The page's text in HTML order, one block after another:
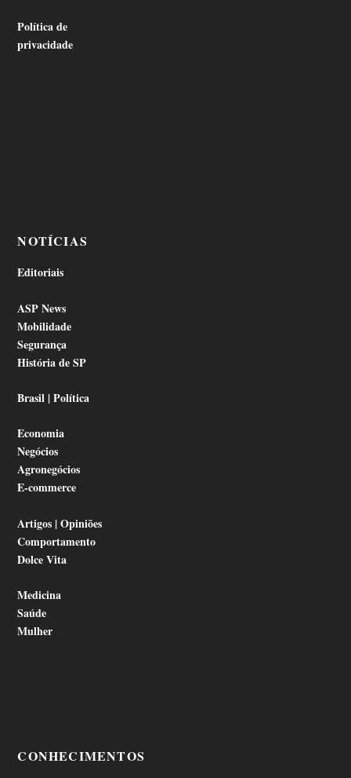
Política de
privacidade
NOTÍCIAS
Editoriais
ASP News
Mobilidade
Segurança
História de SP
Brasil | Política
Economia
Negócios
Agronegócios
E-commerce
Artigos | Opiniões
Comportamento
Dolce Vita
Medicina
Saúde
Mulher
CONHECIMENTOS